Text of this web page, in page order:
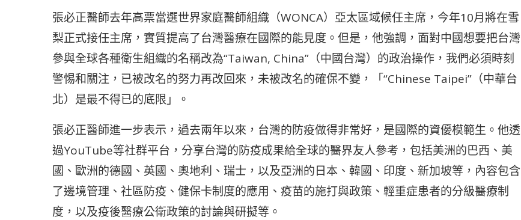
張必正醫師去年高票當選世界家庭醫師組織（WONCA）亞太區域候任主席，今年10月將在雪
梨正式接任主席，實質提高了台灣醫療在國際的能見度。但是，他強調，面對中國想要把台灣
參與全球各種衛生組織的名稱改為“Taiwan, China”（中國台灣）的政治操作，我們必須時刻
警惕和關注，已被改名的努力再改回來，未被改名的確保不變，「“Chinese Taipei”（中華台
北）是最不得已的底限」。
張必正醫師進一步表示，過去兩年以來，台灣的防疫做得非常好，是國際的資優模範生。他透
過YouTube等社群平台，分享台灣的防疫成果給全球的醫界友人參考，包括美洲的巴西、美
國、歐洲的德國、英國、奧地利、瑞士，以及亞洲的日本、韓國、印度、新加坡等，內容包含
了邊境管理、社區防疫、健保卡制度的應用、疫苗的施打與政策、輕重症患者的分級醫療制
度，以及疫後醫療公衛政策的討論與研擬等。